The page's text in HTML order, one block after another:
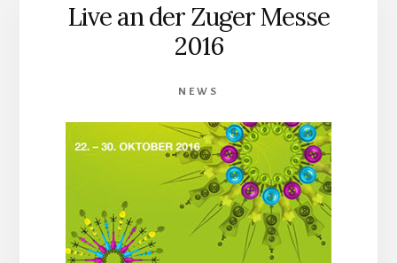
Live an der Zuger Messe
2016
NEWS